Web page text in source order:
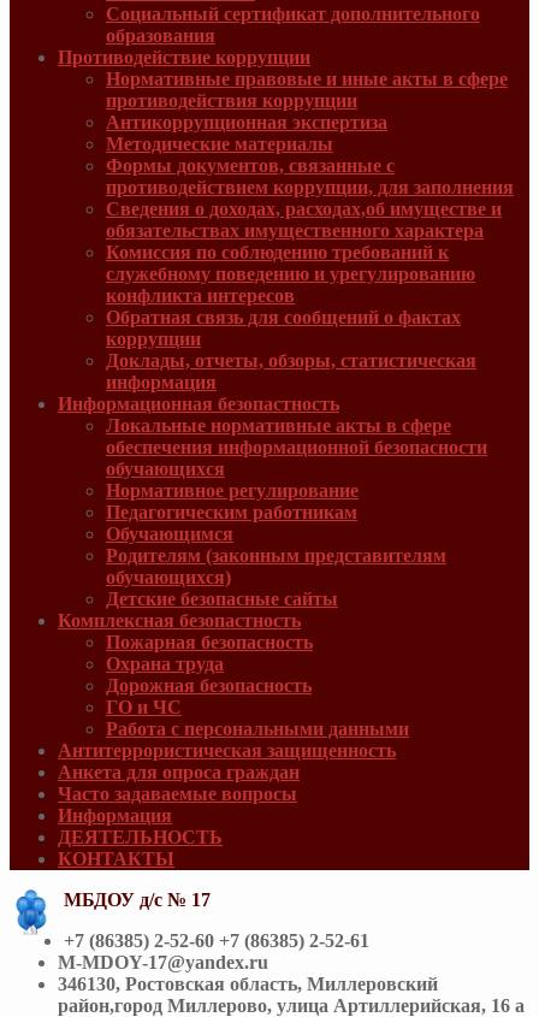
Социальный сертификат дополнительного
образования
Противодействие коррупции
Нормативные правовые и иные акты в сфере
противодействия коррупции
Антикоррупционная экспертиза
Методические материалы
Формы документов, связанные с
противодействием коррупции, для заполнения
Сведения о доходах, расходах,об имуществе и
обязательствах имущественного характера
Комиссия по соблюдению требований к
служебному поведению и урегулированию
конфликта интересов
Обратная связь для сообщений о фактах
коррупции
Доклады, отчеты, обзоры, статистическая
информация
Информационная безопастность
Локальные нормативные акты в сфере
обеспечения информационной безопасности
обучающихся
Нормативное регулирование
Педагогическим работникам
Обучающимся
Родителям (законным представителям
обучающихся)
Детские безопасные сайты
Комплексная безопастность
Пожарная безопасность
Охрана труда
Дорожная безопасность
ГО и ЧС
Работа с персональными данными
Антитеррористическая защищенность
Анкета для опроса граждан
Часто задаваемые вопросы
Информация
ДЕЯТЕЛЬНОСТЬ
КОНТАКТЫ
МБДОУ д/с № 17
+7 (86385) 2-52-60 +7 (86385) 2-52-61
M-MDOY-17@yandex.ru
346130, Ростовская область, Миллеровский
район,город Миллерово, улица Артиллерийская, 16 а